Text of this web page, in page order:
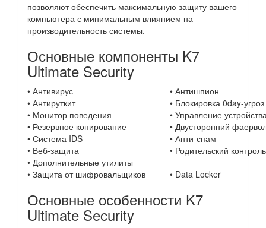
позволяют обеспечить максимальную защиту вашего
компьютера с минимальным влиянием на
производительность системы.
Основные компоненты K7
Ultimate Security
• Антивирус
• Антишпион
• Антируткит
• Блокировка 0day-угроз
• Монитор поведения
• Управление
• Резервное копирование
• Двусторонний
• Система IDS
• Анти-спам
• Веб-защита
• Родительский контроль
• Дополнительные утилиты
• Защита от шифровальщиков
• Data Locker
Основные особенности K7
Ultimate Security